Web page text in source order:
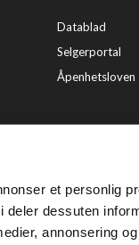
et personlig
dessuten
annonsering
Datablad
Selgerportal
Åpenhetsloven